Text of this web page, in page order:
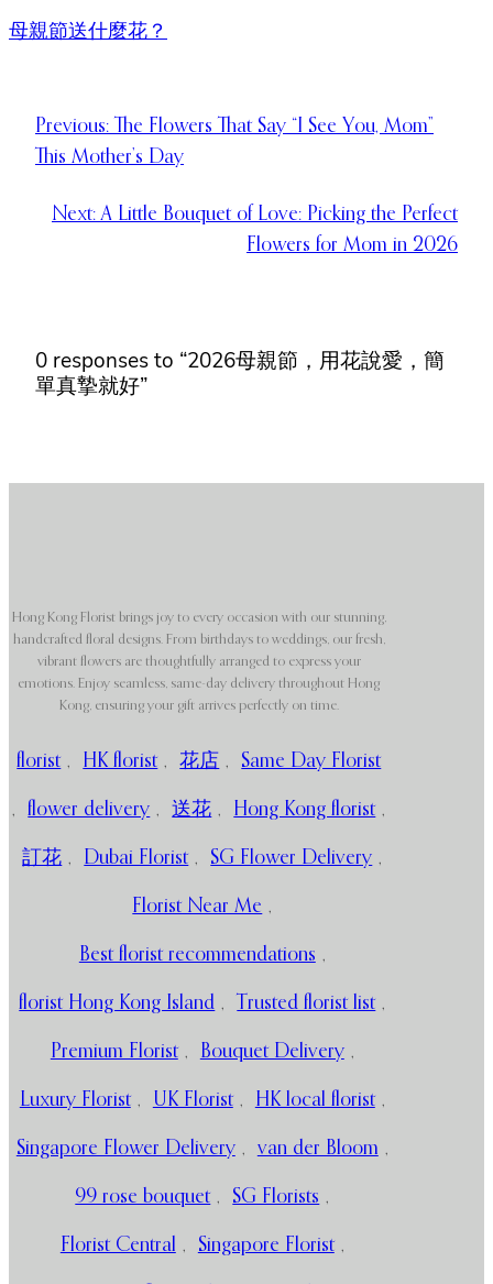
母親節送什麼花？
Previous: The Flowers That Say “I See You, Mom”
This Mother’s Day
Next: A Little Bouquet of Love: Picking the Perfect
Flowers for Mom in 2026
0 responses to “2026母親節，用花說愛，簡
單真摯就好”
Hong Kong Florist brings joy to every occasion with our stunning,
handcrafted floral designs. From birthdays to weddings, our fresh,
vibrant flowers are thoughtfully arranged to express your
emotions. Enjoy seamless, same-day delivery throughout Hong
Kong, ensuring your gift arrives perfectly on time.
florist , HK florist , 花店 , Same Day Florist
, flower delivery , 送花 , Hong Kong florist ,
訂花 , Dubai Florist , SG Flower Delivery ,
Florist Near Me ,
Best florist recommendations ,
florist Hong Kong Island , Trusted florist list ,
Premium Florist , Bouquet Delivery ,
Luxury Florist , UK Florist , HK local florist ,
Singapore Flower Delivery , van der Bloom ,
99 rose bouquet , SG Florists ,
Florist Central , Singapore Florist ,